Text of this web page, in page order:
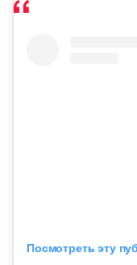
Посмотреть эту